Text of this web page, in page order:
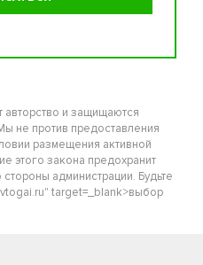
авторство и защищаются
не против предоставления
размещения активной
этого закона предохранит
администрации. Будьте
target=_blank>выбор